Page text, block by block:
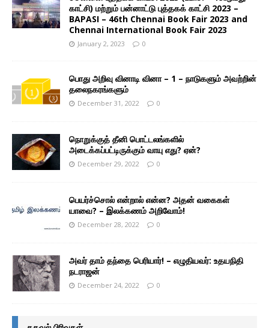
காட்சி) மற்றும் பன்னாட்டு புத்தகக் காட்சி 2023 –
BAPASI – 46th Chennai Book Fair 2023 and
Chennai International Book Fair 2023
January 2, 2023 0
பொது அறிவு வினாடி வினா – 1 – நாடுகளும் அவற்றின்
தலைநகரங்களும்
December 31, 2022 0
நொறுக்குத் தீனி பொட்டலங்களில்
அடைக்கப்பட்டிருக்கும் வாயு எது? ஏன்?
December 29, 2022 0
பெயர்ச்சொல் என்றால் என்ன? அதன் வகைகள்
யாவை? – இலக்கணம் அறிவோம்!
December 28, 2022 0
அவர் தாம் தந்தை பெரியார்! – எழுதியவர்: உதயநிதி
நடராஜன்
December 24, 2022 0